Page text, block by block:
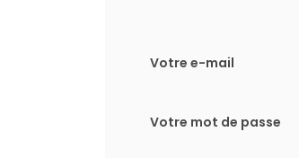
Votre e-mail
Votre mot de passe